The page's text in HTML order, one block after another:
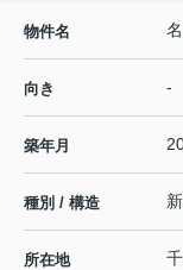
物件名
向き -
築年月
種別 / 構造
所在地